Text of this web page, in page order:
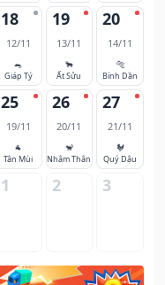
18
12/11
🐀
Giáp Tý
19
13/11
🐂
Ất Sửu
20
14/11
🐅
Bính Dần
25
19/11
🐐
Tân Mùi
26
20/11
🐒
Nhâm Thân
27
21/11
🐓
Quý Dậu
1 2 3